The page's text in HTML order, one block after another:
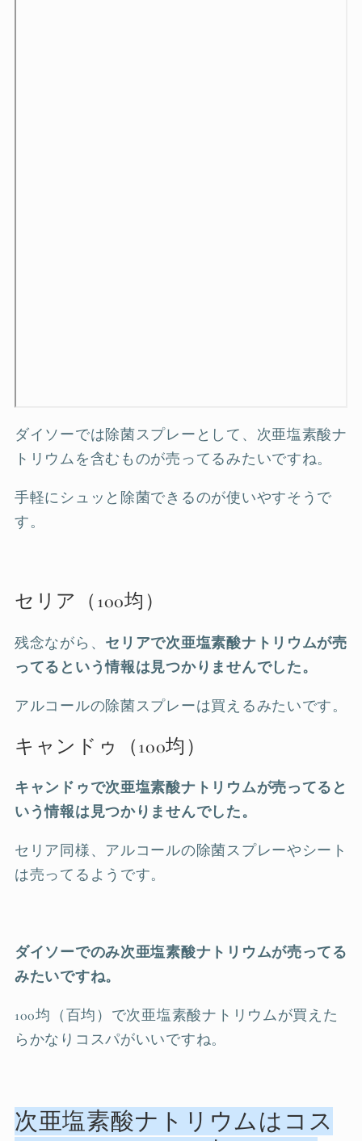
ダイソーでは除菌スプレーとして、次亜塩素酸ナ
トリウムを含むものが売ってるみたいですね。
手軽にシュッと除菌できるのが使いやすそうで
す。
セリア（100均）
残念ながら、 セリアで次亜塩素酸ナトリウムが売
ってるという情報は見つかりませんでした。
アルコールの除菌スプレーは買えるみたいです。
キャンドゥ（100均）
キャンドゥで次亜塩素酸ナトリウムが売ってると
いう情報は見つかりませんでした。
セリア同様、アルコールの除菌スプレーやシート
は売ってるようです。
ダイソーでのみ次亜塩素酸ナトリウムが売ってる
みたいですね。
100均（百均）で次亜塩素酸ナトリウムが買えた
らかなりコスパがいいですね。
次亜塩素酸ナトリウムはコス